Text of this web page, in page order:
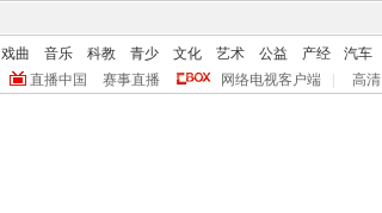
戏曲 音乐 科教 青少 文化 艺术 公益 产经 汽车
直播中国 赛事直播 网络电视客户端 高清